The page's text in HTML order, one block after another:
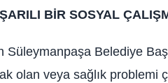
BİR SOSYAL
Süleymanpaşa Belediye
olan veya sağlık problemi